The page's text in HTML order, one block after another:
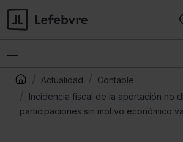
Actualidad
Contable
Incidencia fiscal de la aportación no
participaciones sin motivo económico